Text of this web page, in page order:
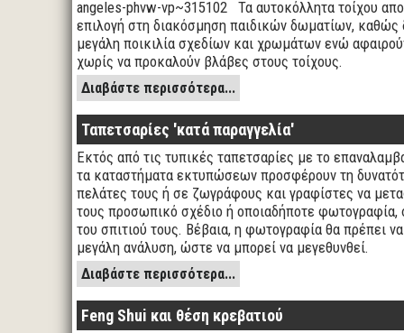
angeles-phvw-vp~315102 Τα αυτοκόλλητα τοίχου
επιλογή στη διακόσμηση παιδικών δωματίων, καθώς
μεγάλη ποικιλία σχεδίων και χρωμάτων ενώ
χωρίς να προκαλούν βλάβες στους τοίχους.
Διαβάστε περισσότερα...
Ταπετσαρίες 'κατά παραγγελία'
Εκτός από τις τυπικές ταπετσαρίες με το
τα καταστήματα εκτυπώσεων προσφέρουν τη
πελάτες τους ή σε ζωγράφους και γραφίστες να
τους προσωπικό σχέδιο ή οποιαδήποτε φωτογραφία,
του σπιτιού τους. Βέβαια, η φωτογραφία θα πρέπει
μεγάλη ανάλυση, ώστε να μπορεί να μεγεθυνθεί.
Διαβάστε περισσότερα...
Feng Shui και θέση κρεβατιού